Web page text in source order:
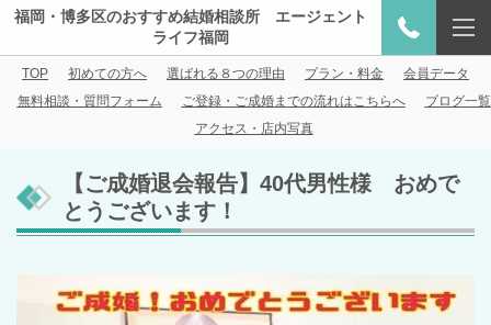
福岡・博多区のおすすめ結婚相談所 エージェント
ライフ福岡
TOP 初めての方へ 選ばれる８つの理由 プラン・料金
会員データ
無料相談・質問フォーム
ご登録・ご成婚までの流れはこちらへ
ブログ一覧
アクセス・店内写真
【ご成婚退会報告】40代男性様 おめで
とうございます！